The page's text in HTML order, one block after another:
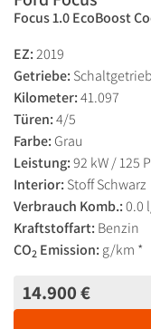
Focus 1.0 EcoBoost
EZ:2019
Getriebe:
Kilometer:41.097
Türen:4/5
Farbe: Grau
Leistung:92 kW / 125
Interior: Stoff Schwarz
Verbrauch Komb.:0.0
Kraftstoffart: Benzin
CO2 Emission: g/km *
14.900 €